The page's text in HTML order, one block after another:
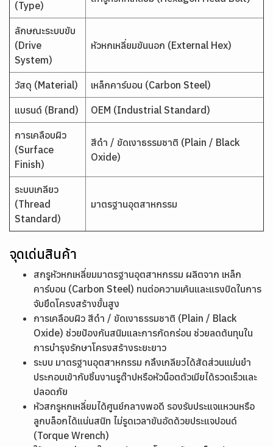
(Type)
ลักษณะระบบขับ
(Drive
System)
หัวหกเหลี่ยมขันนอก (External Hex)
วัสดุ (Material) เหล็กคาร์บอน (Carbon Steel)
แบรนด์ (Brand) OEM (Industrial Standard)
การเคลือบผิว
(Surface
Finish)
สีดำ / ขัดเงาธรรมชาติ (Plain / Black
Oxide)
ระบบเกลียว
(Thread
Standard)
มาตรฐานอุตสาหกรรม
จุดเด่นสินค้า
สกรูหัวหกเหลี่ยมมาตรฐานอุตสาหกรรม ผลิตจาก เหล็ก
คาร์บอน (Carbon Steel) ทนต่อความเค้นและแรงบิดในการ
จับยึดโครงสร้างขั้นสูง
การเคลือบผิว สีดำ / ขัดเงาธรรมชาติ (Plain / Black
Oxide) ช่วยป้องกันสนิมและการกัดกร่อน ช่วยลดต้นทุนใน
การบำรุงรักษาโครงสร้างระยะยาว
ระบบ มาตรฐานอุตสาหกรรม กลึงเกลียวได้สัดส่วนแม่นยำ
ประกอบเข้ากับชิ้นงานรูต๊าปหรือหัวน็อตตัวเมียได้รวดเร็วและ
ปลอดภัย
หัวสกรูหกเหลี่ยมได้ศูนย์กลางพอดี รองรับประแจแหวนหรือ
ลูกบล็อกได้แน่นสนิท ไม่รูดเวลาขันอัดด้วยประแจปอนด์
(Torque Wrench)